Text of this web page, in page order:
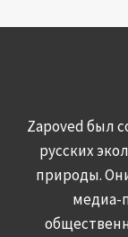
Zapoved был
русских
природы.
медиа-